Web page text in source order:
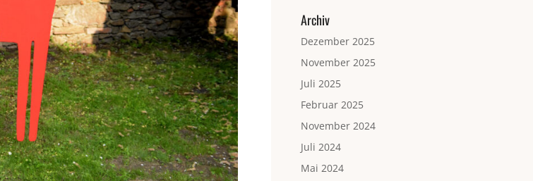
Archiv
Dezember 2025
November 2025
Juli 2025
Februar 2025
November 2024
Juli 2024
Mai 2024